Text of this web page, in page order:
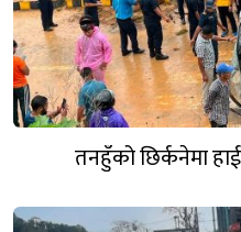
तनहुँको छिर्कनेमा